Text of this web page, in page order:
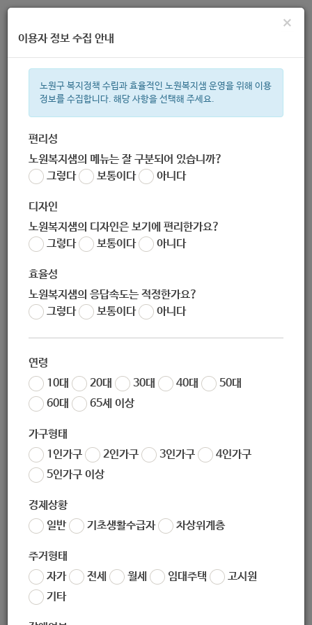
주간 인기검색어
한눈으로 보는 복지 정보
×
이용자 정보 수집 안내
노원구 복지정책 수립과 효율적인 노원복지샘 운영을 위해 이용
정보를 수집합니다. 해당 사항을 선택해 주세요.
편리성
노원복지샘의 메뉴는 잘 구분되어 있습니까?
그렇다
보통이다 아니다
디자인
노원복지샘의 디자인은 보기에 편리한가요?
그렇다
보통이다 아니다
효율성
노원복지샘의 응답속도는 적정한가요?
그렇다
보통이다 아니다
연령
10대
20대 30대 40대
50대
60대
65세 이상
가구형태
1인가구
2인가구 3인가구
4인가구
5인가구 이상
경제상황
일반
기초생활수급자 차상위계층
주거형태
자가
전세 월세 임대주택
고시원
기타
2020년 차상위장애인(전체)
서식
작성자 노원 복지샘
173
2020년-차상위장애인전체.zip
2020년 청소년 한부모 자립지원(전체)